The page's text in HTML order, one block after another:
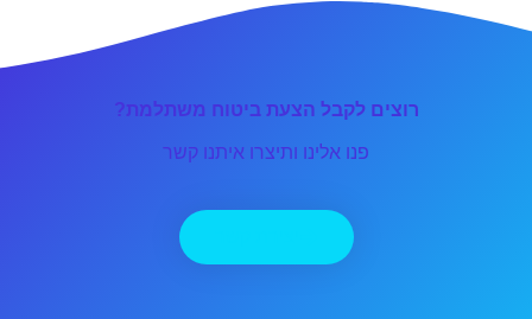
רוצים לקבל הצעת ביטוח משתלמת?
פנו אלינו ותיצרו איתנו קשר